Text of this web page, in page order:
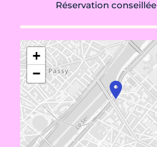
Réservation conseillée
+
−